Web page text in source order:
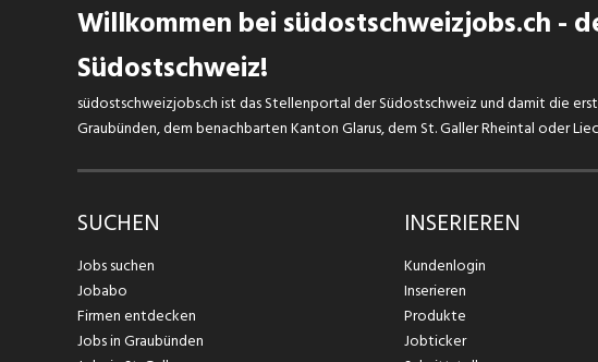
Willkommen bei südostschweizjobs.ch -
Südostschweiz!
südostschweizjobs.ch ist das Stellenportal der Südostschweiz und damit die
Graubünden, dem benachbarten Kanton Glarus, dem St. Galler Rheintal oder
SUCHEN
Jobs suchen
Jobabo
Firmen entdecken
Jobs in Graubünden
INSERIEREN
Kundenlogin
Inserieren
Produkte
Jobticker